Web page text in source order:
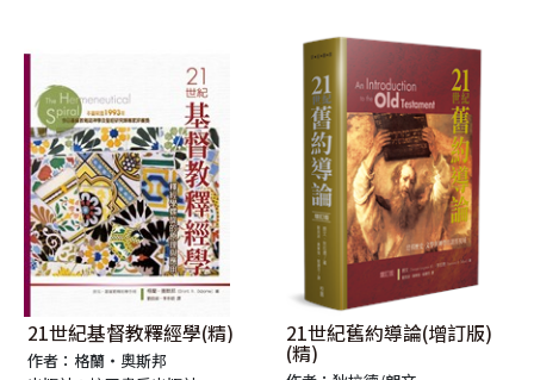
21世紀基督教釋經學(精)
作者：格蘭‧奧斯邦
21世紀舊約導論(增訂版)
(精)